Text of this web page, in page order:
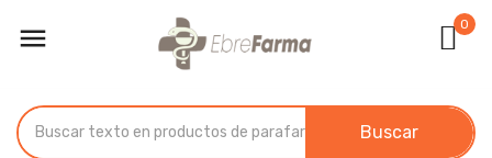
 0
Buscar